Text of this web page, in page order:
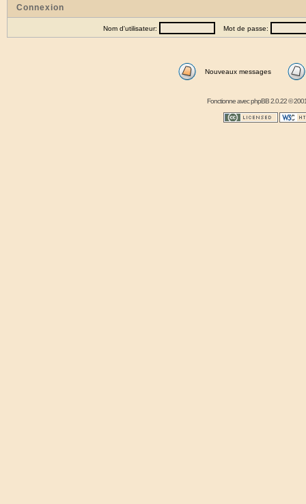
Connexion
Nom d'utilisateur: Mot de passe:
Nouveaux messages
Fonctionne avecphpBB2.0.22 ©